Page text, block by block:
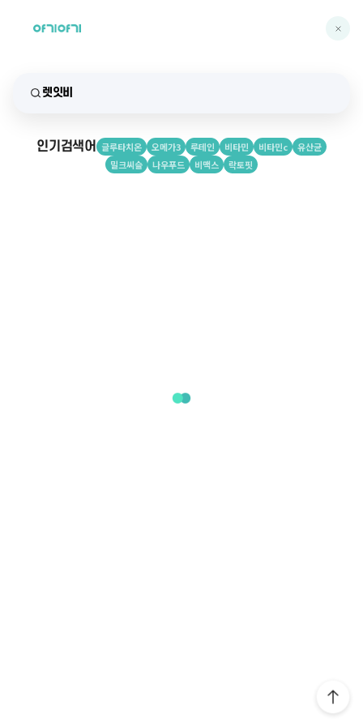
인기검색어 글루타치온 오메가3 루테인 비타민 비타민c
유산균
밀크씨슬
나우푸드 비맥스 락토핏